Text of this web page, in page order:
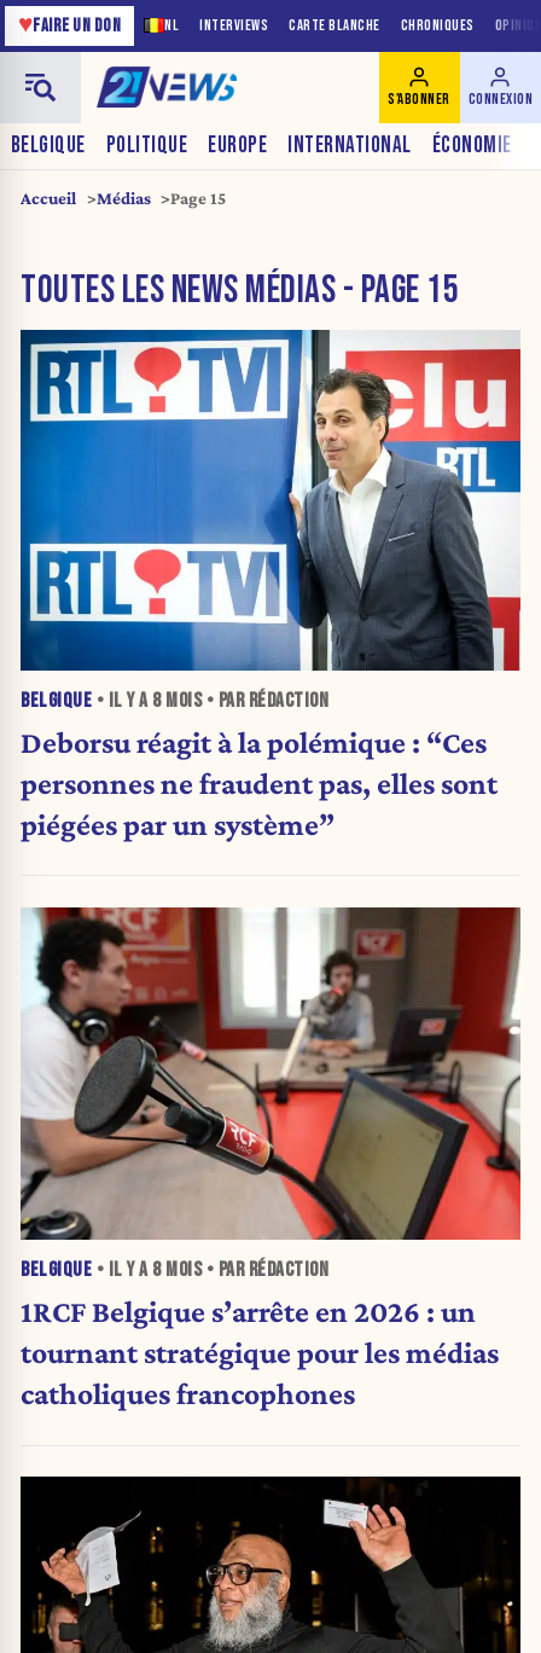
NL INTERVIEWS CARTE BLANCHE CHRONIQUES
♥FAIRE UN DON
BELGIQUE POLITIQUE EUROPE INTERNATIONAL ÉCONOMIE
S'ABONNER CONNEXION
Accueil Médias Page 15
TOUTES LES NEWS MÉDIAS - PAGE 15
BELGIQUE • IL Y A 8 MOIS• PAR RÉDACTION
Deborsu réagit à la polémique : “Ces
personnes ne fraudent pas, elles sont
piégées par un système”
BELGIQUE • IL Y A 8 MOIS• PAR RÉDACTION
1RCF Belgique s’arrête en 2026 : un
tournant stratégique pour les médias
catholiques francophones